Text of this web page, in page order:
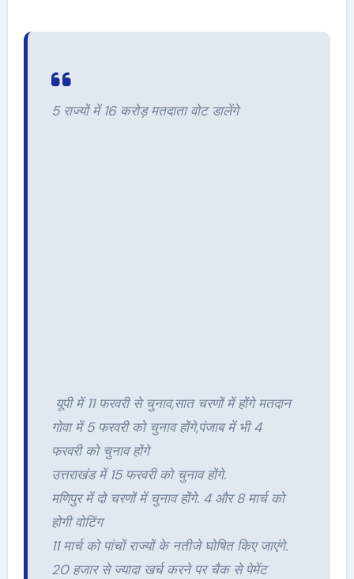
5 राज्यों में 16 करोड़ मतदाता वोट डालेंगे
यूपी में 11 फरवरी से चुनाव,सात चरणों में होंगे मतदान
गोवा में 5 फरवरी को चुनाव होंगे,पंजाब में भी 4
फरवरी को चुनाव होंगे
उत्तराखंड में 15 फरवरी को चुनाव होंगे.
मणिपुर में दो चरणों में चुनाव होंगे. 4 और 8 मार्च को
होगी वोटिंग
11 मार्च को पांचों राज्यों के नतीजे घोषित किए जाएंगे.
20 हजार से ज्यादा खर्च करने पर चैक से पेमेंट